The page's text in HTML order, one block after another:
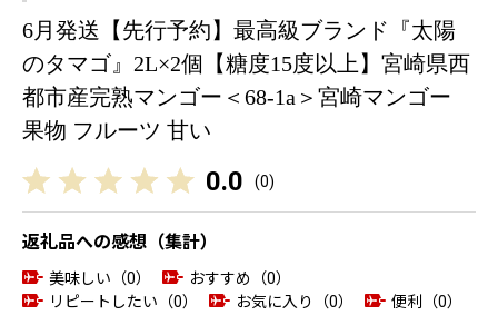
6月発送【先行予約】最高級ブランド『太陽
のタマゴ』2L×2個【糖度15度以上】宮崎県西
都市産完熟マンゴー＜68-1a＞宮崎マンゴー
果物 フルーツ 甘い
0.0 (0)
返礼品への感想（集計）
美味しい（0）
おすすめ（0）
リピートしたい（0）
お気に入り（0）
便利（0）